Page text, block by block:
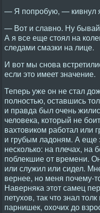
— Я попробую, — кивнул
— Вот и славно. Ну
А я все еще стоял на
следами смазки на лице.
И вот мы снова
если это имеет значение.
Теперь уже он не стал
полностью, оставшись
и правда был очень
человека, который не
вахтовиком работал или
и грубым ладоням. А еще
несколько: на плечах, на
поблекшие от времени.
или служил или сидел.
вернее, но меня почему-
Наверняка этот самец
петухов, так что знал
парнишек, охочих до